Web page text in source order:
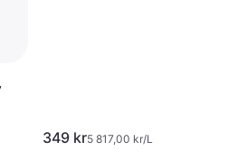
349 kr5 817,00 kr/L